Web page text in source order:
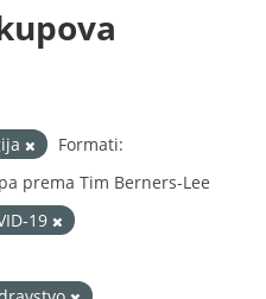
Formati:
prema Tim Berners-Lee
19